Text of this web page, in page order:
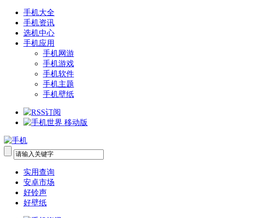
手机大全
手机资讯
选机中心
手机应用
手机网游
手机游戏
手机软件
手机主题
手机壁纸
实用查询
安卓市场
好铃声
好壁纸